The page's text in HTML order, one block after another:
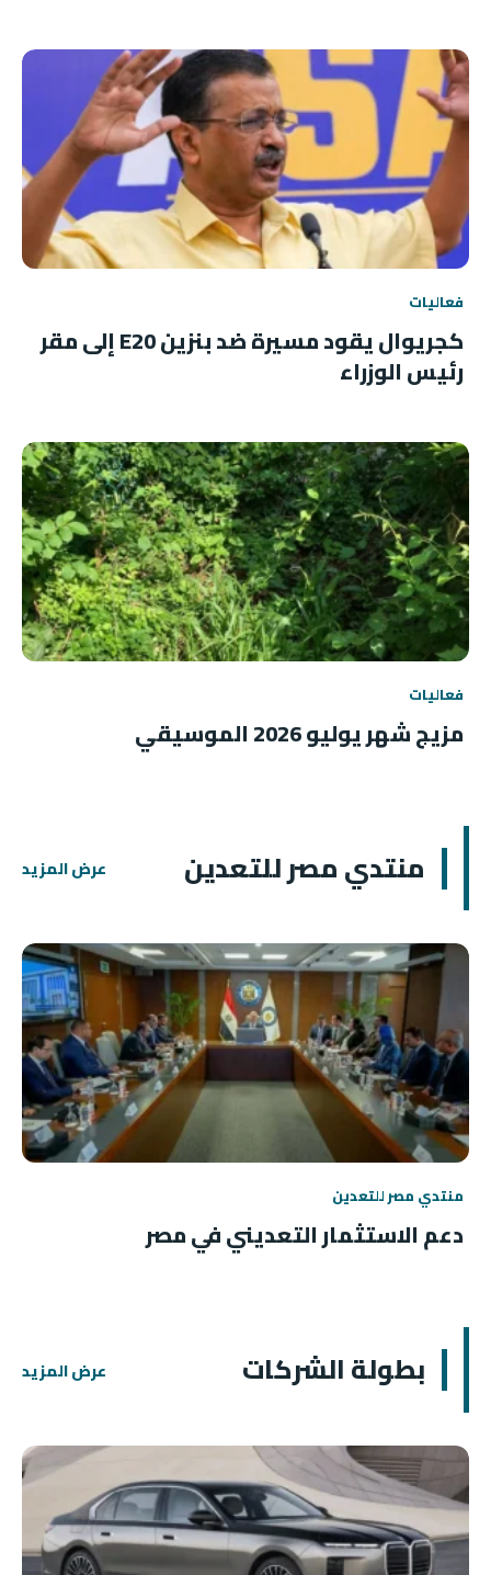
فعاليات
كجريوال يقود مسيرة ضد بنزين E20 إلى مقر
رئيس الوزراء
فعاليات
مزيج شهر يوليو 2026 الموسيقي
منتدي مصر للتعدين عرض المزيد
منتدي مصر للتعدين
دعم الاستثمار التعديني في مصر
بطولة الشركات عرض المزيد